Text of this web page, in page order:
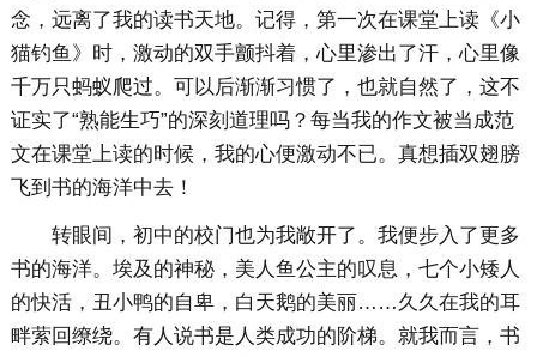
念，远离了我的读书天地。记得，第一次在课堂上读《小
猫钓鱼》时，激动的双手颤抖着，心里渗出了汗，心里像
千万只蚂蚁爬过。可以后渐渐习惯了，也就自然了，这不
证实了“熟能生巧”的深刻道理吗？每当我的作文被当成范
文在课堂上读的时候，我的心便激动不已。真想插双翅膀
飞到书的海洋中去！
转眼间，初中的校门也为我敞开了。我便步入了更多
书的海洋。埃及的神秘，美人鱼公主的叹息，七个小矮人
的快活，丑小鸭的自卑，白天鹅的美丽……久久在我的耳
畔萦回缭绕。有人说书是人类成功的阶梯。就我而言，书